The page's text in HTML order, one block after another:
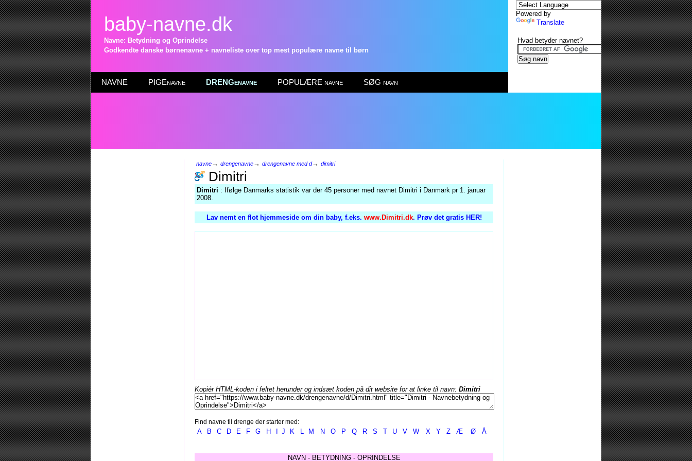
baby-navne.dk
Navne: Betydning og Oprindelse
Godkendte danske børnenavne + navneliste over top mest populære navne til børn
NAVNE PIGEnavne DRENGenavne POPULÆRE navne SØG navn
navne→ drengenavne→ drengenavne med d→ dimitri
Dimitri
Dimitri : Ifølge Danmarks statistik var der 45 personer med navnet Dimitri i Danmark pr 1. januar
2008.
Lav nemt en flot hjemmeside om din baby, f.eks. www.Dimitri.dk. Prøv det gratis HER!
Kopiér HTML-koden i feltet herunder og indsæt koden på dit website for at linke til navn: Dimitri
Find navne til drenge der starter med:
A B C D E F G H J K L M N O P Q R S T U V W X Y Z Æ Ø Å
NAVN - BETYDNING - OPRINDELSE
Powered by
Translate
Hvad betyder navnet?